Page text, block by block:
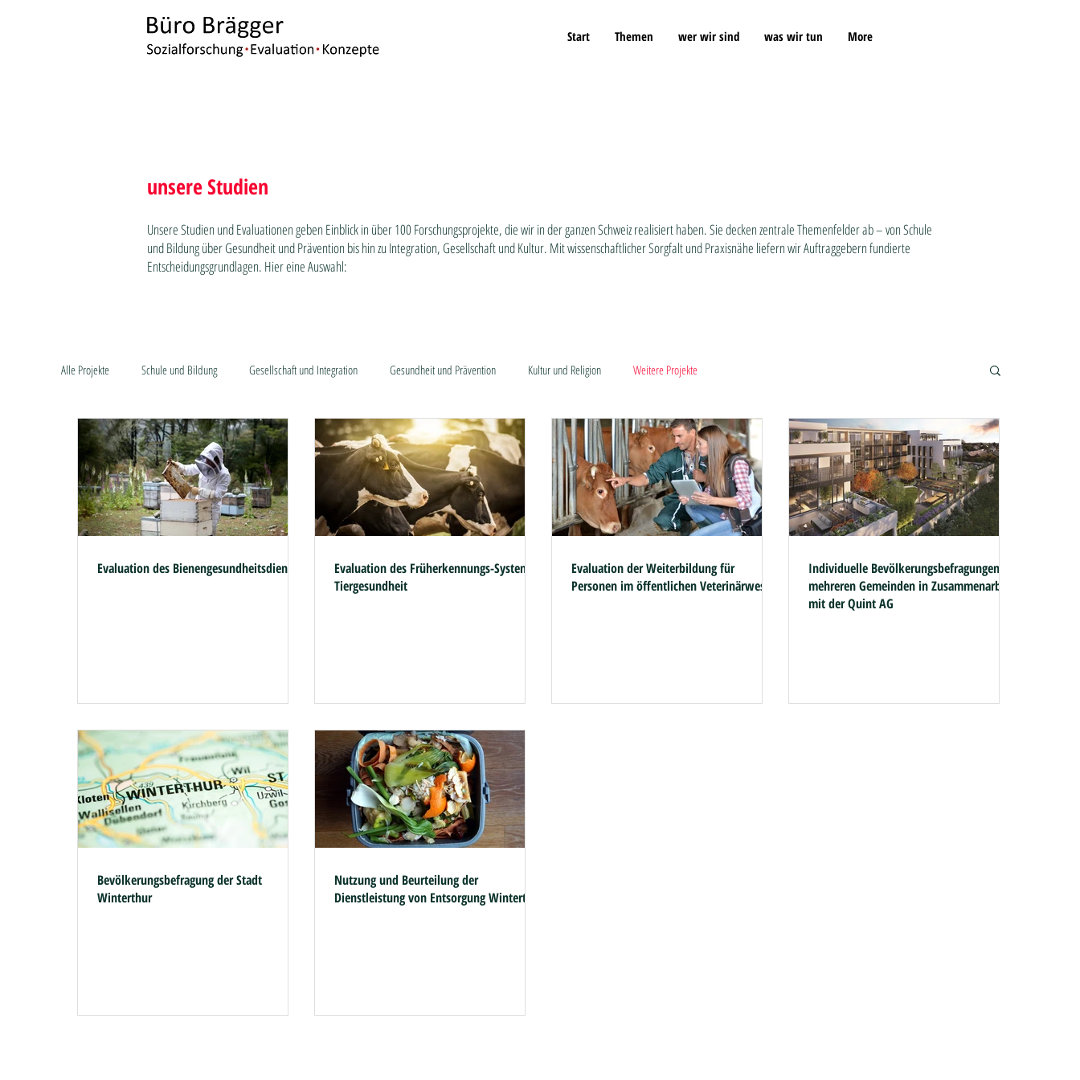
Start Themen wer wir sind was wir tun More
unsere Studien
Unsere Studien und Evaluationen geben Einblick in über 100 Forschungsprojekte, die wir in der ganzen Schweiz realisiert haben. Sie decken zentrale Themenfelder ab – von Schule
und Bildung über Gesundheit und Prävention bis hin zu Integration, Gesellschaft und Kultur. Mit wissenschaftlicher Sorgfalt und Praxisnähe liefern wir Auftraggebern fundierte
Entscheidungsgrundlagen. Hier eine Auswahl:
Alle Projekte Schule und Bildung Gesellschaft und Integration Gesundheit und Prävention Kultur und Religion Weitere Projekte
Evaluation des Bienengesundheitsdiensts
Evaluation des Früherkennungs-Systems
Tiergesundheit
Evaluation der Weiterbildung für
Personen im öffentlichen Veterinärwesen
Individuelle Bevölkerungsbefragungen in
mehreren Gemeinden in Zusammenarbeit
mit der Quint AG
Bevölkerungsbefragung der Stadt
Winterthur
Nutzung und Beurteilung der
Dienstleistung von Entsorgung Winterthur